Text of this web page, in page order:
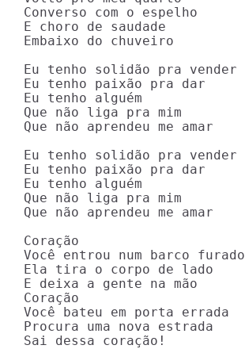
Converso com o espelho
E choro de saudade
Embaixo do chuveiro
Eu tenho solidão pra vender
Eu tenho paixão pra dar
Eu tenho alguém
Que não liga pra mim
Que não aprendeu me amar
Eu tenho solidão pra vender
Eu tenho paixão pra dar
Eu tenho alguém
Que não liga pra mim
Que não aprendeu me amar
Coração
Você entrou num barco furado
Ela tira o corpo de lado
E deixa a gente na mão
Coração
Você bateu em porta errada
Procura uma nova estrada
Sai dessa coração!